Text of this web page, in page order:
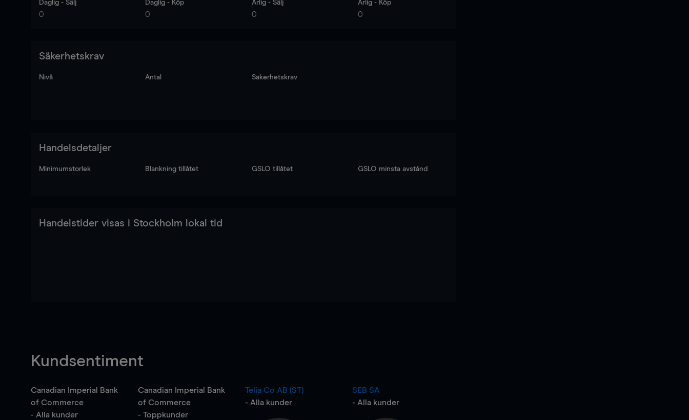
Daglig - Sälj
0
Daglig - Köp
0
Årlig - Sälj
0
Årlig - Köp
0
Säkerhetskrav
Nivå Antal Säkerhetskrav
Handelsdetaljer
Minimumstorlek Blankning tillåtet GSLO tillåtet GSLO minsta avstånd
Handelstider visas i Stockholm lokal tid
Kundsentiment
Canadian Imperial Bank
of Commerce
- Alla kunder
Canadian Imperial Bank
of Commerce
- Toppkunder
Telia Co AB (ST)
- Alla kunder
SEB SA
- Alla kunder